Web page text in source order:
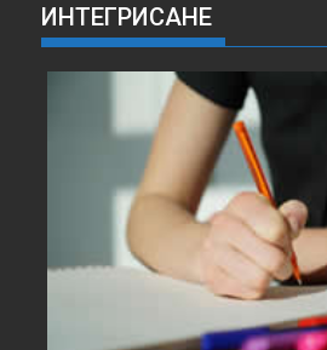
ИНТЕГРИСАНЕ